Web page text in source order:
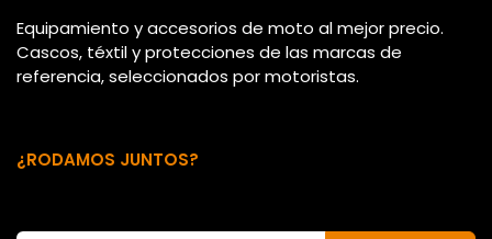
Equipamiento y accesorios de moto al mejor precio.
Cascos, téxtil y protecciones de las marcas de
referencia, seleccionados por motoristas.
¿RODAMOS JUNTOS?